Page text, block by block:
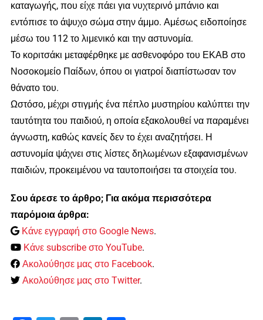
καταγωγής, που είχε πάει για νυχτερινό μπάνιο και
εντόπισε το άψυχο σώμα στην άμμο. Αμέσως ειδοποίησε
μέσω του 112 το λιμενικό και την αστυνομία.
Το κοριτσάκι μεταφέρθηκε με ασθενοφόρο του ΕΚΑΒ στο
Νοσοκομείο Παίδων, όπου οι γιατροί διαπίστωσαν τον
θάνατο του.
Ωστόσο, μέχρι στιγμής ένα πέπλο μυστηρίου καλύπτει την
ταυτότητα του παιδιού, η οποία εξακολουθεί να παραμένει
άγνωστη, καθώς κανείς δεν το έχει αναζητήσει. Η
αστυνομία ψάχνει στις λίστες δηλωμένων εξαφανισμένων
παιδιών, προκειμένου να ταυτοποιήσει τα στοιχεία του.
Σου άρεσε το άρθρο; Για ακόμα περισσότερα
παρόμοια άρθρα:
Κάνε εγγραφή στο Google News.
Κάνε subscribe στο YouTube.
Ακολούθησε μας στο Facebook.
Ακολούθησε μας στο Twitter.